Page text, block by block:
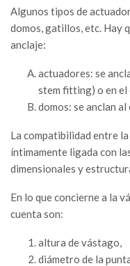
Algunos tipos de
domos, gatillos, etc. Hay
anclaje:
actuadores: se
stem fitting) o en
domos: se anclan
La compatibilidad entre
íntimamente ligada con
dimensionales y
En lo que concierne a la
cuenta son:
altura de vástago,
diámetro de la